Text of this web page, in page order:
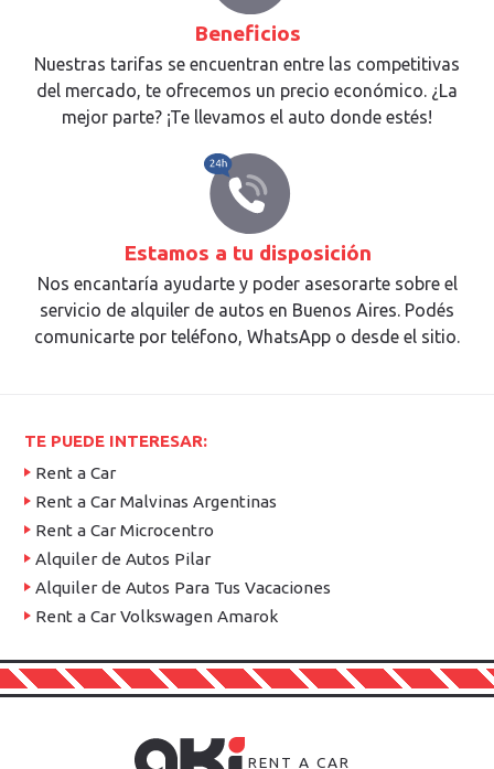
Beneficios
Nuestras tarifas se encuentran entre las competitivas
del mercado, te ofrecemos un precio económico. ¿La
mejor parte? ¡Te llevamos el auto donde estés!
Estamos a tu disposición
Nos encantaría ayudarte y poder asesorarte sobre el
servicio de alquiler de autos en Buenos Aires. Podés
comunicarte por teléfono, WhatsApp o desde el sitio.
TE PUEDE INTERESAR:
Rent a Car
Rent a Car Malvinas Argentinas
Rent a Car Microcentro
Alquiler de Autos Pilar
Alquiler de Autos Para Tus Vacaciones
Rent a Car Volkswagen Amarok
RENT A CAR